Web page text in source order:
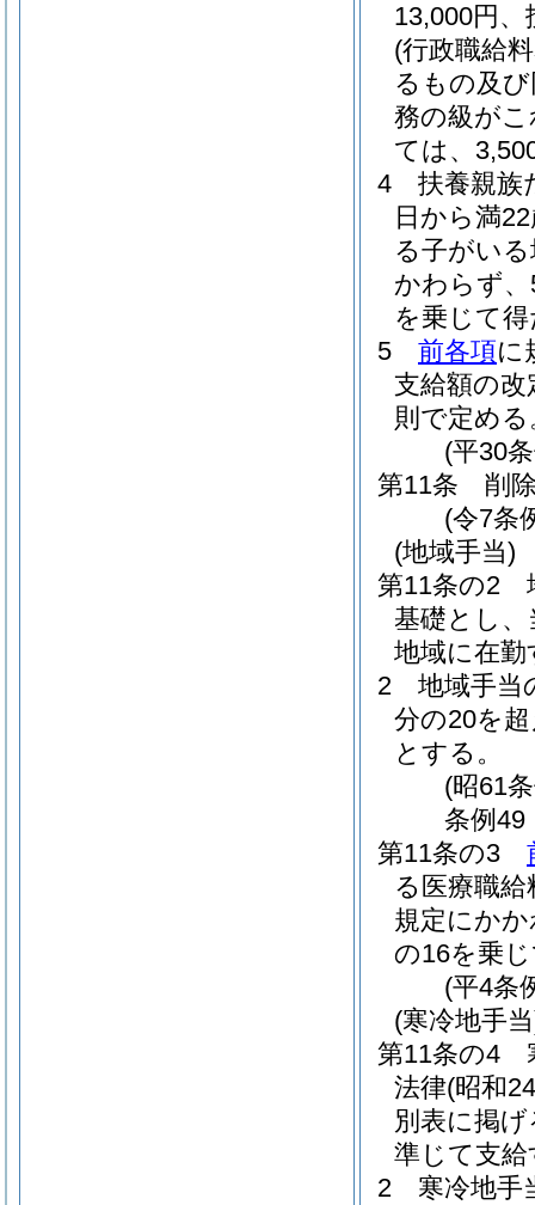
13,000円
(行政職給
るもの及
務の級が
ては、
4
扶養親族
日から満
る子がい
かわらず
を乗じて
5
前各項に
支給額の
則で定める
(平30
第11条
削
(令7条
(地域手当)
第11条の2
基礎とし
地域に在
2
地域手当
分の20を
とする。
(昭61
条例49
第11条の3
る医療職
規定にか
の16を乗
(平4条
(寒冷地手
第11条の4
法律(昭和
別表に掲
準じて支
2
寒冷地手